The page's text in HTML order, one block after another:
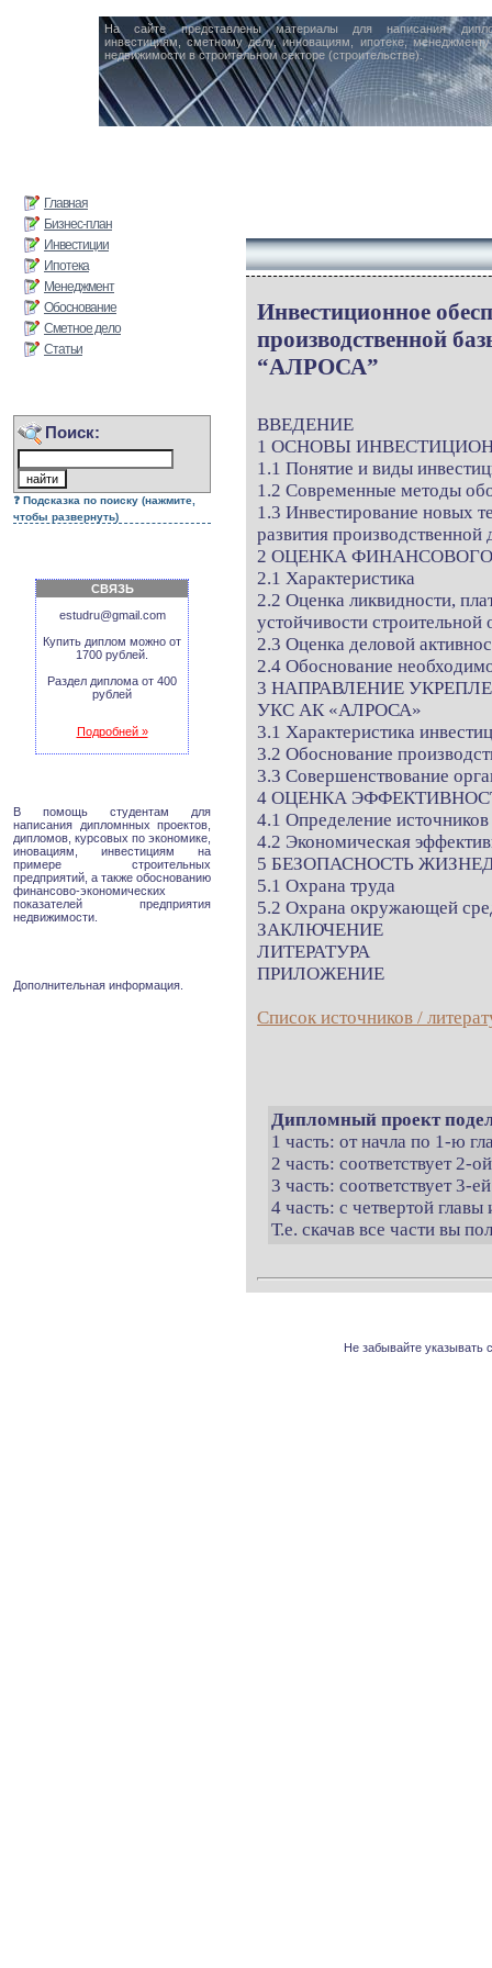
На сайте представлены материалы для написания
инвестициям, сметному делу, инновациям, ипотеке,
недвижимости в строительном секторе (строительстве).
Главная
Бизнес-план
Инвестиции
Ипотека
Менеджмент
Обоснование
Сметное дело
Статьи
Поиск:
Подсказка по поиску (нажмите,
чтобы развернуть)
СВЯЗЬ
estudru@gmail.com
Купить диплом можно от
1700 рублей.
Раздел диплома от 400
рублей
Подробней »
В помощь студентам для
написания дипломнных проектов,
дипломов, курсовых по экономике,
иновациям, инвестициям на
примере строительных
предприятий, а также обоснованию
финансово-экономических
показателей предприятия
недвижимости.
Дополнительная информация.
Инвестиционное
производственной
“АЛРОСА”
ВВЕДЕНИЕ
1 ОСНОВЫ
1.1 Понятие и виды
1.2 Современные методы
1.3 Инвестирование новых
развития производственной
2 ОЦЕНКА
2.1 Характеристика
2.2 Оценка ликвидности,
устойчивости строительной
2.3 Оценка деловой
2.4 Обоснование
3 НАПРАВЛЕНИЕ
УКС АК «АЛРОСА»
3.1 Характеристика
3.2 Обоснование
3.3 Совершенствование
4 ОЦЕНКА
4.1 Определение
4.2 Экономическая
5 БЕЗОПАСНОСТЬ
5.1 Охрана труда
5.2 Охрана окружающей
ЗАКЛЮЧЕНИЕ
ЛИТЕРАТУРА
ПРИЛОЖЕНИЕ
Список источников /
Дипломный проект
1 часть: от начла по 1-ю
2 часть: соответствует 2-
3 часть: соответствует 3-
4 часть: с четвертой
Т.е. скачав все части вы
Не забывайте указывать